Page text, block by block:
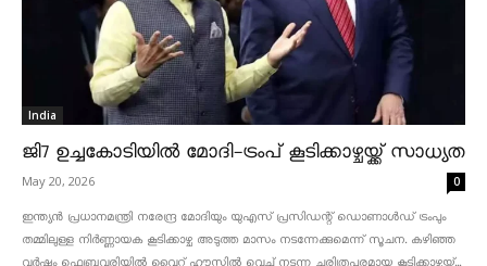
India
ജി7 ഉച്ചകോടിയിൽ മോദി-ട്രംപ് കൂടിക്കാഴ്ചയ്ക്ക് സാധ്യത
May 20, 2026 0
ഇന്ത്യൻ പ്രധാനമന്ത്രി നരേന്ദ്ര മോദിയും യുഎസ് പ്രസിഡന്റ് ഡൊണാൾഡ് ട്രംപും
തമ്മിലുള്ള നിർണ്ണായക കൂടിക്കാഴ്ച അടുത്ത മാസം നടന്നേക്കുമെന്ന് സൂചന. കഴിഞ്ഞ
വർഷം ഫെബ്രുവരിയിൽ വൈറ്റ് ഹൗസിൽ വെച്ച് നടന്ന ചരിത്രപരമായ കൂടിക്കാഴ്ചയ്ക്ക്...